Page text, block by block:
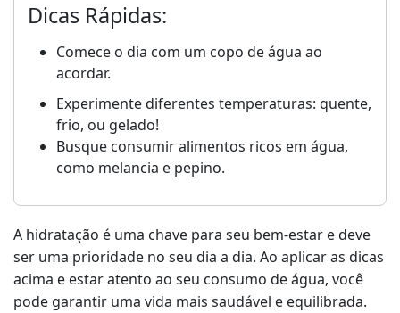
Dicas Rápidas:
Comece o dia com um copo de água ao
acordar.
Experimente diferentes temperaturas: quente,
frio, ou gelado!
Busque consumir alimentos ricos em água,
como melancia e pepino.
A hidratação é uma chave para seu bem-estar e deve
ser uma prioridade no seu dia a dia. Ao aplicar as dicas
acima e estar atento ao seu consumo de água, você
pode garantir uma vida mais saudável e equilibrada.